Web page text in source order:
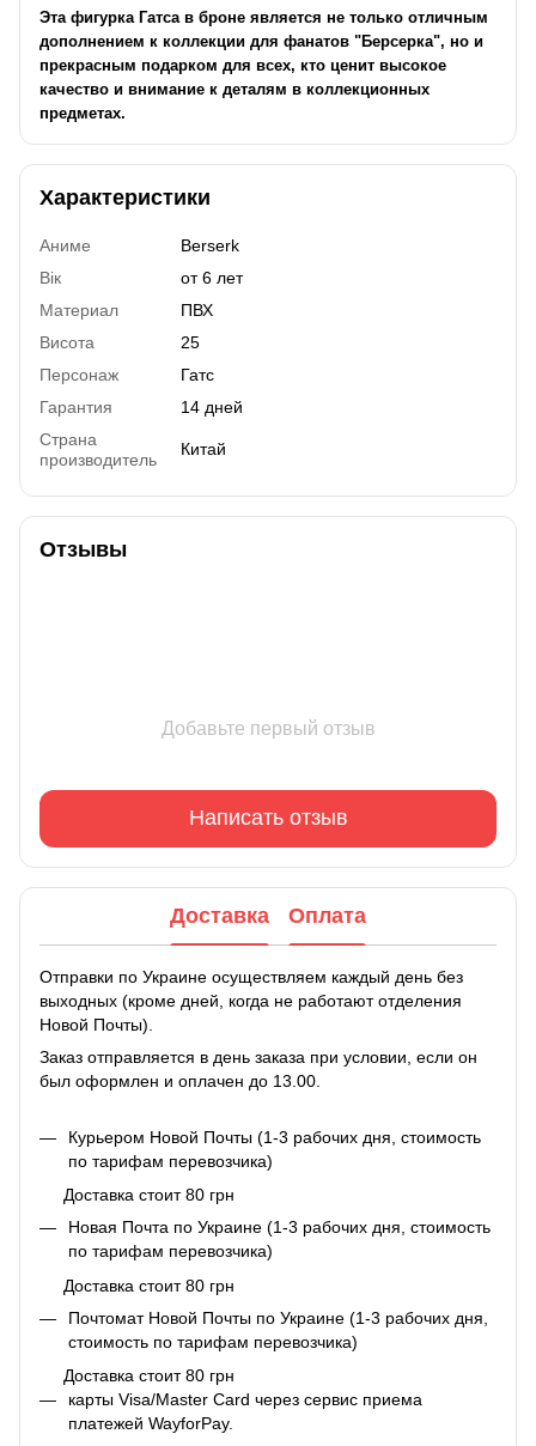
Эта фигурка Гатса в броне является не только отличным
дополнением к коллекции для фанатов "Берсерка", но и
прекрасным подарком для всех, кто ценит высокое
качество и внимание к деталям в коллекционных
предметах.
Характеристики
Аниме
Berserk
Вік
от 6 лет
Материал
ПВХ
Висота
25
Персонаж
Гатс
Гарантия
14 дней
Страна
производитель
Китай
Отзывы
Добавьте первый отзыв
Написать отзыв
Доставка Оплата
Отправки по Украине осуществляем каждый день без
выходных (кроме дней, когда не работают отделения
Новой Почты).
Заказ отправляется в день заказа при условии, если он
был оформлен и оплачен до 13.00.
Курьером Новой Почты (1-3 рабочих дня, стоимость
по тарифам перевозчика)
Доставка стоит 80 грн
Новая Почта по Украине (1-3 рабочих дня, стоимость
по тарифам перевозчика)
Доставка стоит 80 грн
Почтомат Новой Почты по Украине (1-3 рабочих дня,
стоимость по тарифам перевозчика)
Доставка стоит 80 грн
карты Visa/Master Card через сервис приема
платежей WayforPay.